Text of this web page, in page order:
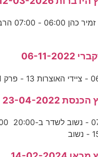
הרב
11-2022
- איך עשו את
23-04-2022